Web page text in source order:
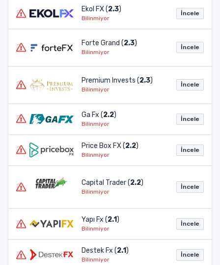
Ekol FX (2.3)
Bilinmiyor
İncele
Forte Grand (2.3)
Bilinmiyor
İncele
Premium Invests (2.3)
Bilinmiyor
İncele
Ga Fx (2.2)
Bilinmiyor
İncele
Price Box FX (2.2)
Bilinmiyor
İncele
Capital Trader (2.2)
Bilinmiyor
İncele
Yapı Fx (2.1)
Bilinmiyor
İncele
Destek Fx (2.1)
Bilinmiyor
İncele